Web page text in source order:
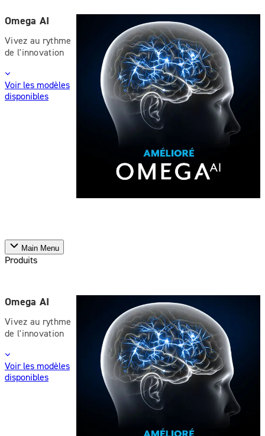
Omega AI
Vivez au rythme
de l'innovation
Voir les modèles
disponibles
Main Menu
Produits
Omega AI
Vivez au rythme
de l'innovation
Voir les modèles
disponibles